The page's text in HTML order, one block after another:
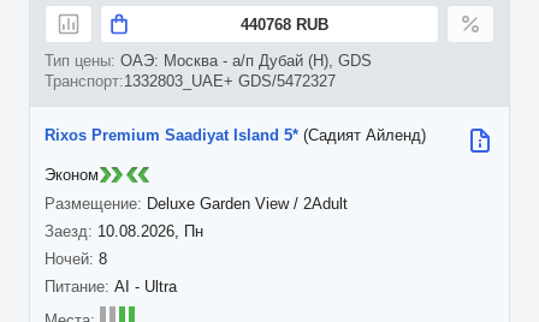
440768 RUB
ОАЭ: Москва - а/п Дубай (H), GDS
1332803_UAE+ GDS/5472327
10.08.2026, Пн
8
Rixos Premium Saadiyat Island 5* (Садият Айленд)
Deluxe Garden View / 2Adult
AI - Ultra
Эконом